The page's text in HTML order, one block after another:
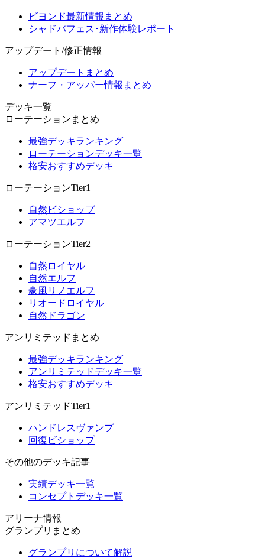
ビヨンド最新情報まとめ
シャドバフェス･新作体験レポート
アップデート/修正情報
アップデートまとめ
ナーフ・アッパー情報まとめ
デッキ一覧
ローテーションまとめ
最強デッキランキング
ローテーションデッキ一覧
格安おすすめデッキ
ローテーションTier1
自然ビショップ
アマツエルフ
ローテーションTier2
自然ロイヤル
自然エルフ
豪風リノエルフ
リオードロイヤル
自然ドラゴン
アンリミテッドまとめ
最強デッキランキング
アンリミテッドデッキ一覧
格安おすすめデッキ
アンリミテッドTier1
ハンドレスヴァンプ
回復ビショップ
その他のデッキ記事
実績デッキ一覧
コンセプトデッキ一覧
アリーナ情報
グランプリまとめ
グランプリについて解説